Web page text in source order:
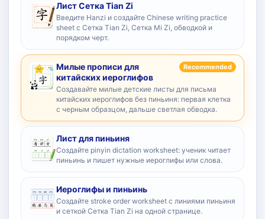
Лист Сетка Tian Zi
Введите Hanzi и создайте Chinese writing practice
sheet с Сетка Tian Zi, Сетка Mi Zi, обводкой и
порядком черт.
Милые прописи для
китайских иероглифов
Recommended
Создавайте милые детские листы для письма
китайских иероглифов без пиньиня: первая клетка
с черным образцом, дальше светлая обводка.
Лист для пиньиня
Создайте pinyin dictation worksheet: ученик читает
пиньинь и пишет нужные иероглифы или слова.
Иероглифы и пиньинь
Создайте stroke order worksheet с линиями пиньиня
и сеткой Сетка Tian Zi на одной странице.